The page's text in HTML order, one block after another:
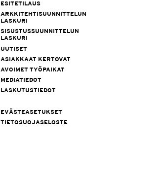
ESITETILAUS
ARKKITEHTISUUNNITTELUN
LASKURI
SISUSTUSSUUNNITTELUN
LASKURI
UUTISET
ASIAKKAAT KERTOVAT
AVOIMET TYÖPAIKAT
MEDIATIEDOT
LASKUTUSTIEDOT
EVÄSTEASETUKSET
TIETOSUOJASELOSTE